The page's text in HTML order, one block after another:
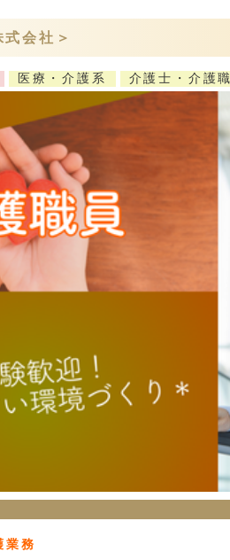
会社＞
医療・介護系 介護士・介護
業務